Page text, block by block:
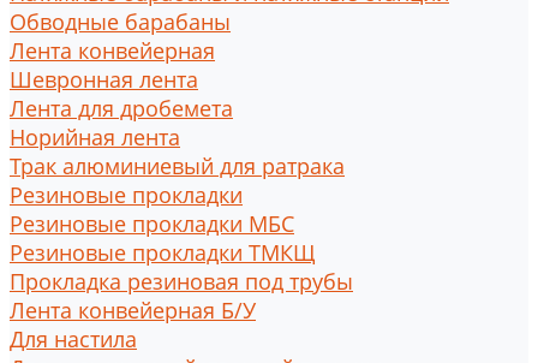
Обводные барабаны
Лента конвейерная
Шевронная лента
Лента для дробемета
Норийная лента
Трак алюминиевый для ратрака
Резиновые прокладки
Резиновые прокладки МБС
Резиновые прокладки ТМКЩ
Прокладка резиновая под трубы
Лента конвейерная Б/У
Для настила